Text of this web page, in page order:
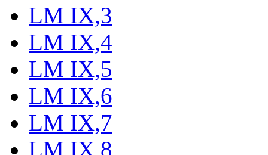
LM IX,3
LM IX,4
LM IX,5
LM IX,6
LM IX,7
LM IX,8